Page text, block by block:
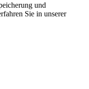
und
Sie in unserer